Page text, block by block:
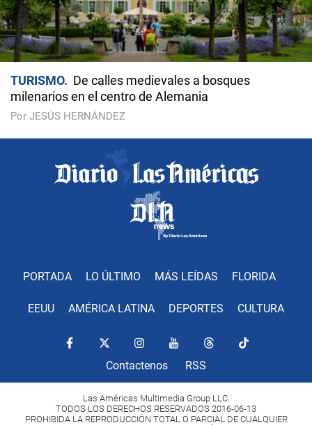
TURISMO
De calles medievales a bosques
milenarios en el centro de Alemania
Por JESÚS HERNÁNDEZ
PORTADA LO ÚLTIMO MÁS LEÍDAS FLORIDA
EEUU AMÉRICA LATINA DEPORTES CULTURA
Contactenos RSS
Las Américas Multimedia Group LLC.
TODOS LOS DERECHOS RESERVADOS 2016-06-13
PROHIBIDA LA REPRODUCCIÓN TOTAL O PARCIAL DE CUALQUIER